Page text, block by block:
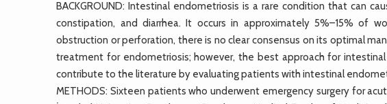
BACKGROUND: Intestinal endometriosis is a rare condition that can
constipation, and diarrhea. It occurs in approximately 5%–15% of
obstruction or perforation, there is no clear consensus on its optimal
treatment for endometriosis; however, the best approach for
contribute to the literature by evaluating patients with intestinal
METHODS: Sixteen patients who underwent emergency surgery for